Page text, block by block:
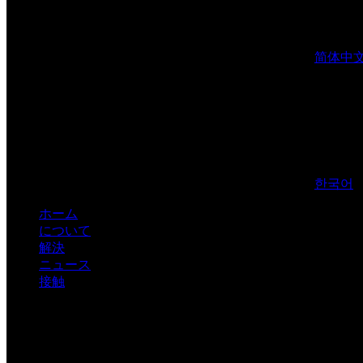
简体中
한국어
ホーム
について
解決
ニュース
接触